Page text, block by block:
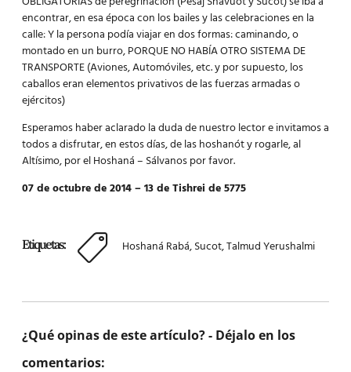
encontrar, en esa época con los bailes y las celebraciones en la
calle: Y la persona podía viajar en dos formas: caminando, o
montado en un burro, PORQUE NO HABÍA OTRO SISTEMA DE
TRANSPORTE (Aviones, Automóviles, etc. y por supuesto, los
caballos eran elementos privativos de las fuerzas armadas o
ejércitos)
Esperamos haber aclarado la duda de nuestro lector e invitamos a
todos a disfrutar, en estos días, de las hoshanót y rogarle, al
Altísimo, por el Hoshaná – Sálvanos por favor.
07 de octubre de 2014 – 13 de Tishrei de 5775
Etiquetas: Hoshaná Rabá,Sucot,Talmud Yerushalmi
¿Qué opinas de este artículo? - Déjalo en los
comentarios: